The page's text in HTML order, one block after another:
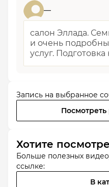
—
салон Эллада.
и очень
услуг.
Запись на выбранное
Хотите
Больше полезных
ссылке:
В